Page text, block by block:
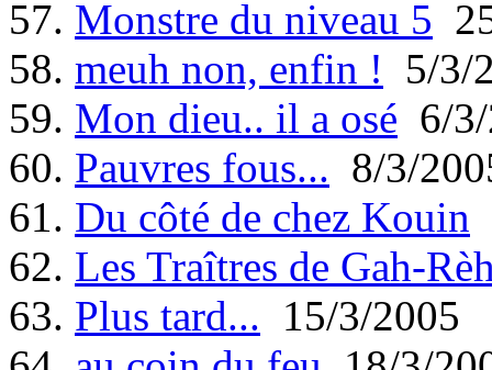
57. Monstre du niveau 5
58. meuh non, enfin ! 5/3/
59. Mon dieu.. il a osé 6/
60. Pauvres fous... 8/3/
61. Du côté de chez Kouin
62. Les Traîtres de Gah-
63. Plus tard... 15/3/2005